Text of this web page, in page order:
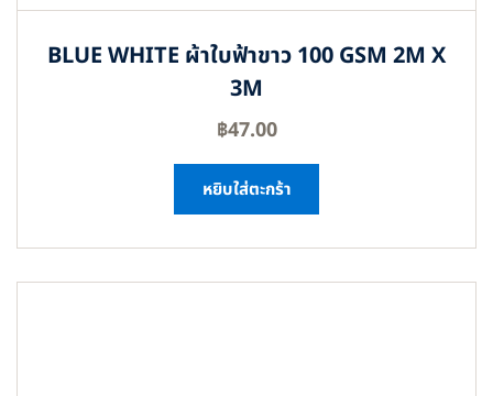
BLUE WHITE ผ้าใบฟ้าขาว 100 GSM 2M X
3M
฿47.00
หยิบใส่ตะกร้า